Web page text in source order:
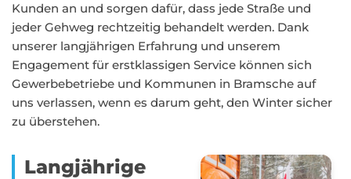
Kunden an und sorgen dafür, dass jede Straße und
jeder Gehweg rechtzeitig behandelt werden. Dank
unserer langjährigen Erfahrung und unserem
Engagement für erstklassigen Service können sich
Gewerbebetriebe und Kommunen in Bramsche auf
uns verlassen, wenn es darum geht, den Winter sicher
zu überstehen.
Langjährige